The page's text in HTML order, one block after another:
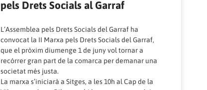
pels Drets Socials al Garraf
L’Assemblea pels Drets Socials del Garraf ha
convocat la II Marxa pels Drets Socials del Garraf,
que el pròxim diumenge 1 de juny vol tornar a
recórrer gran part de la comarca per demanar una
societat més justa.
La marxa s’iniciarà a Sitges, a les 10h al Cap de la